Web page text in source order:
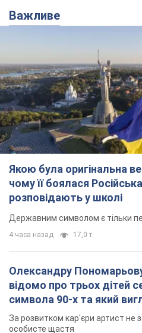
Якою була оригінальна
чому її боялася
Державним символом є тільки
4 часа назад 17,0 т.
Олександру
відомо про трьох дітей
символа 90-х та який
За розвитком кар'єри артист не
особисте щастя
9 часов назад
У ПриватБанку розповіли,
долари 1996 року: чи
обмінники та банки такі
Що робити, якщо банки та
приймають старі долари
11 часов назад 76,6 т.